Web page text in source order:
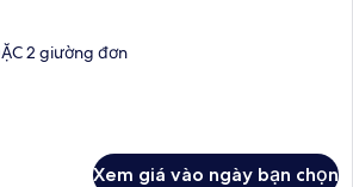
2 giường đơn
Xem giá vào ngày bạn chọn